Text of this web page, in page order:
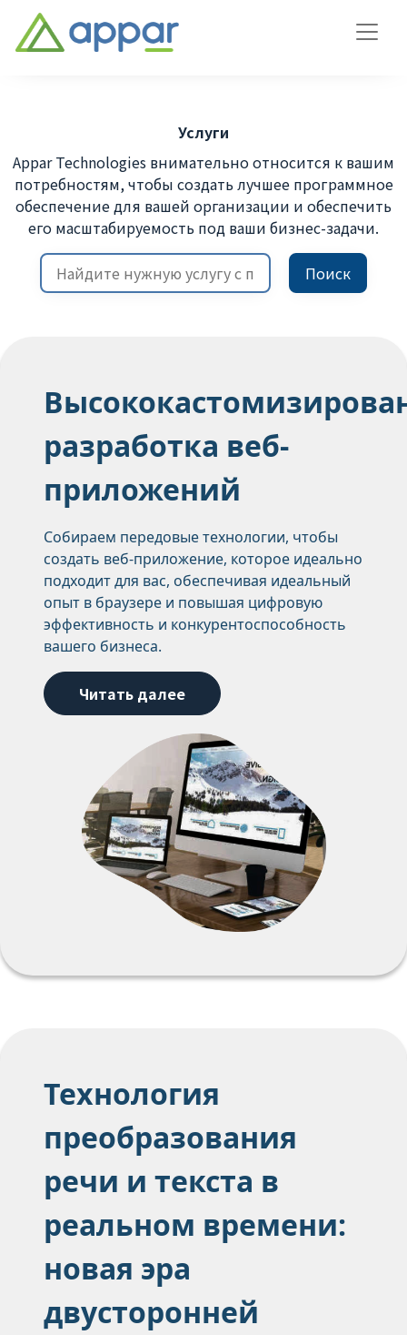
Услуги
Appar Technologies внимательно относится к вашим
потребностям, чтобы создать лучшее программное
обеспечение для вашей организации и обеспечить
его масштабируемость под ваши бизнес-задачи.
Поиск
разработка веб-
приложений
Собираем передовые технологии, чтобы
создать веб-приложение, которое идеально
подходит для вас, обеспечивая идеальный
опыт в браузере и повышая цифровую
эффективность и конкурентоспособность
вашего бизнеса.
Читать далее
Технология
преобразования
речи и текста в
реальном времени:
новая эра
двусторонней